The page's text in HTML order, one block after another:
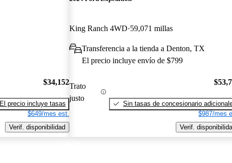
$34,152
El precio incluye tasas
$649/mes est.
Verif. disponibilidad
King Ranch 4WD 59,071 millas
Transferencia a la tienda a Denton, TX
El precio incluye envío de $799
Trato
justo
Sin tasas de concesionario
$987/mes
Verif.